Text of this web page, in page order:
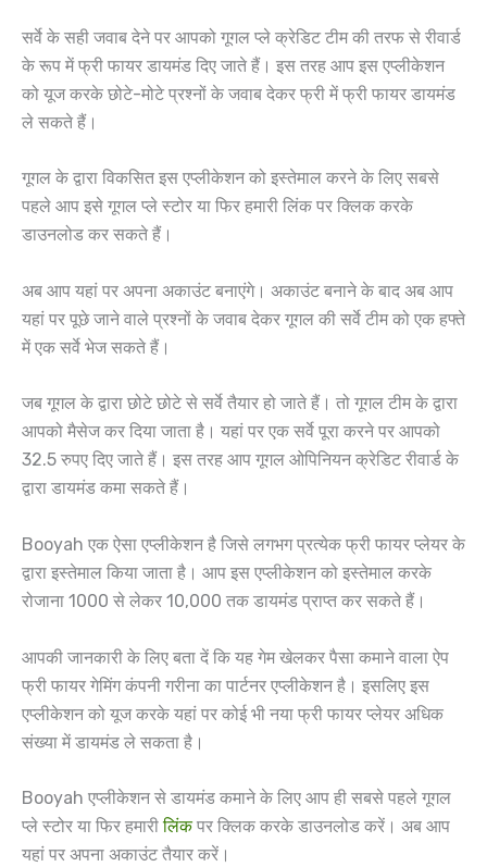
सर्वे के सही जवाब देने पर आपको गूगल प्ले क्रेडिट टीम की तरफ से रीवार्ड
के रूप में फ्री फायर डायमंड दिए जाते हैं। इस तरह आप इस एप्लीकेशन
को यूज करके छोटे-मोटे प्रश्नों के जवाब देकर फ्री में फ्री फायर डायमंड
ले सकते हैं।
गूगल के द्वारा विकसित इस एप्लीकेशन को इस्तेमाल करने के लिए सबसे
पहले आप इसे गूगल प्ले स्टोर या फिर हमारी लिंक पर क्लिक करके
डाउनलोड कर सकते हैं।
अब आप यहां पर अपना अकाउंट बनाएंगे। अकाउंट बनाने के बाद अब आप
यहां पर पूछे जाने वाले प्रश्नों के जवाब देकर गूगल की सर्वे टीम को एक हफ्ते
में एक सर्वे भेज सकते हैं।
जब गूगल के द्वारा छोटे छोटे से सर्वे तैयार हो जाते हैं। तो गूगल टीम के द्वारा
आपको मैसेज कर दिया जाता है। यहां पर एक सर्वे पूरा करने पर आपको
32.5 रुपए दिए जाते हैं। इस तरह आप गूगल ओपिनियन क्रेडिट रीवार्ड के
द्वारा डायमंड कमा सकते हैं।
Booyah एक ऐसा एप्लीकेशन है जिसे लगभग प्रत्येक फ्री फायर प्लेयर के
द्वारा इस्तेमाल किया जाता है। आप इस एप्लीकेशन को इस्तेमाल करके
रोजाना 1000 से लेकर 10,000 तक डायमंड प्राप्त कर सकते हैं।
आपकी जानकारी के लिए बता दें कि यह गेम खेलकर पैसा कमाने वाला ऐप
फ्री फायर गेमिंग कंपनी गरीना का पार्टनर एप्लीकेशन है। इसलिए इस
एप्लीकेशन को यूज करके यहां पर कोई भी नया फ्री फायर प्लेयर अधिक
संख्या में डायमंड ले सकता है।
Booyah एप्लीकेशन से डायमंड कमाने के लिए आप ही सबसे पहले गूगल
प्ले स्टोर या फिर हमारीलिंकपर क्लिक करके डाउनलोड करें। अब आप
यहां पर अपना अकाउंट तैयार करें।